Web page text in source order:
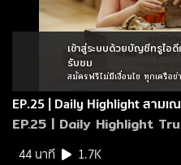
เข้าสู่ระบบด้วยบัญชีทรูไอ
รับชม
สมัครฟรีไม่มีเงื่อนไข ทุกเครือข่
EP.25 | Daily Highlight สาม
EP.25 | Daily Highlight
44 นาที
1.7K